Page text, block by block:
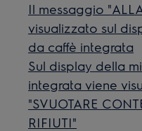
Il messaggio
visualizzato sul
da caffè integrata
Sul display della
integrata viene
"SVUOTARE
RIFIUTI"